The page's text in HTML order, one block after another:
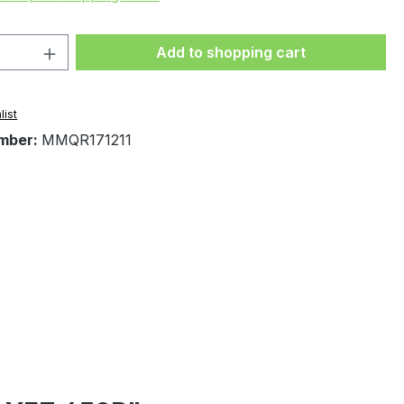
Quantity: Enter the desired amount
Add to shopping cart
MMQR171211